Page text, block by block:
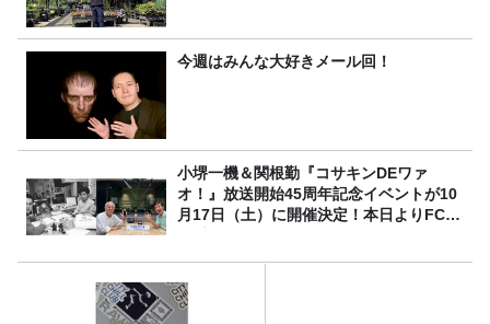
今週はみんな大好きメール回！
小堺一機＆関根勤『コサキンDEワァ
オ！』放送開始45周年記念イベントが10
月17日（土）に開催決定！本日よりFC先